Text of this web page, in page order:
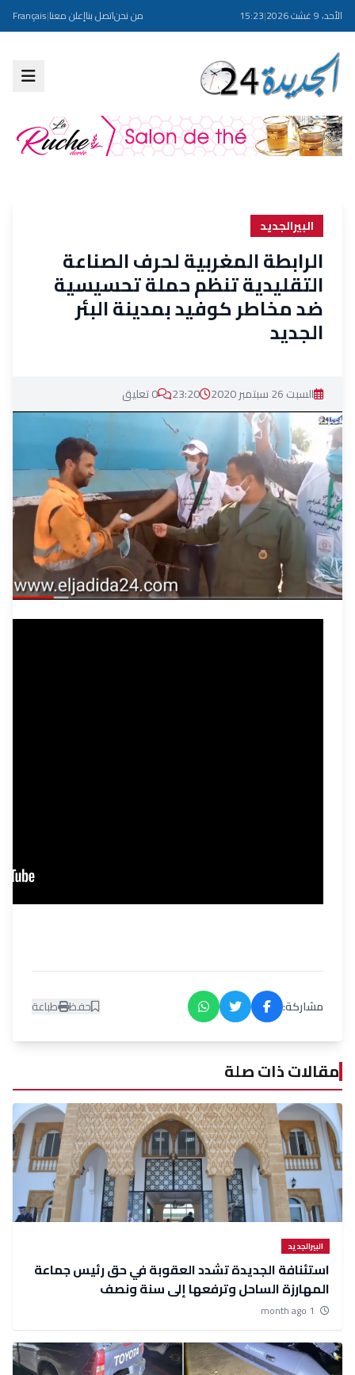
الأحد، 9 غشت 2026 |
15:23 من نحناتصل بناإعلن معنا|
Français
البيرالجديد
الرابطة المغربية لحرف الصناعة
التقليدية تنظم حملة تحسيسية
ضد مخاطر كوفيد بمدينة البئر
الجديد
السبت 26 سبتمبر 2020 23:20 0 تعليق
مشاركة: حفظ طباعة
مقالات ذات صلة
البيرالجديد
استئنافة الجديدة تشدد العقوبة في حق رئيس جماعة
المهارزة الساحل وترفعها إلى سنة ونصف